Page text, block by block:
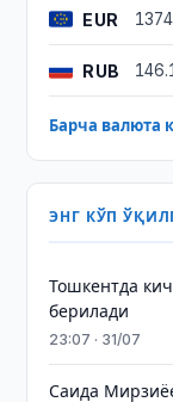
EUR
RUB
Барча валюта
ЭНГ КЎП
Тошкентда
берилади
23:07 · 31/07
Саида